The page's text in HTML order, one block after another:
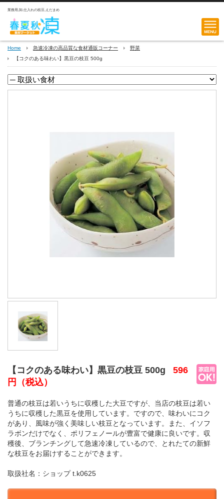
業務用,卸,仕入れの枝豆,えだまめ
Home 急速冷凍の高品質な食材通販コーナー
野菜
【コクのある味わい】黒豆の枝豆 500g
【コクのある味わい】黒豆の枝豆 500g
596
円
（税込）
普通の枝豆は若いうちに収穫した大豆ですが、当店の枝豆は若い
うちに収穫した黒豆を使用しています。ですので、味わいにコク
があり、風味が強く美味しい枝豆となっています。また、イソフ
ラボンだけでなく、ポリフェノールが豊富で健康に良いです。収
穫後、ブランチングして急速冷凍しているので、とれたての新鮮
な枝豆をお届けすることができます。
取扱社名： ショップ t.k0625